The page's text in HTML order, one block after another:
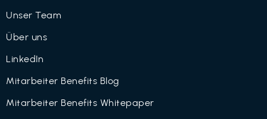
Unser Team
Über uns
LinkedIn
Mitarbeiter Benefits Blog
Mitarbeiter Benefits Whitepaper